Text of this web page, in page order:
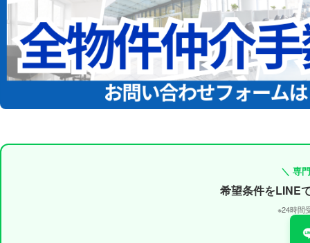
＼ 専
希望条件をLINE
※24時間